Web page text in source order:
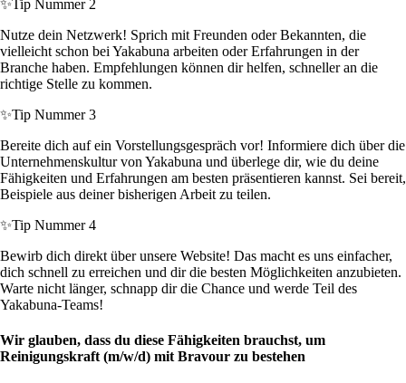
✨Tip Nummer 2
Nutze dein Netzwerk! Sprich mit Freunden oder Bekannten, die
vielleicht schon bei Yakabuna arbeiten oder Erfahrungen in der
Branche haben. Empfehlungen können dir helfen, schneller an die
richtige Stelle zu kommen.
✨Tip Nummer 3
Bereite dich auf ein Vorstellungsgespräch vor! Informiere dich über die
Unternehmenskultur von Yakabuna und überlege dir, wie du deine
Fähigkeiten und Erfahrungen am besten präsentieren kannst. Sei bereit,
Beispiele aus deiner bisherigen Arbeit zu teilen.
✨Tip Nummer 4
Bewirb dich direkt über unsere Website! Das macht es uns einfacher,
dich schnell zu erreichen und dir die besten Möglichkeiten anzubieten.
Warte nicht länger, schnapp dir die Chance und werde Teil des
Yakabuna-Teams!
Wir glauben, dass du diese Fähigkeiten brauchst, um
Reinigungskraft (m/w/d) mit Bravour zu bestehen